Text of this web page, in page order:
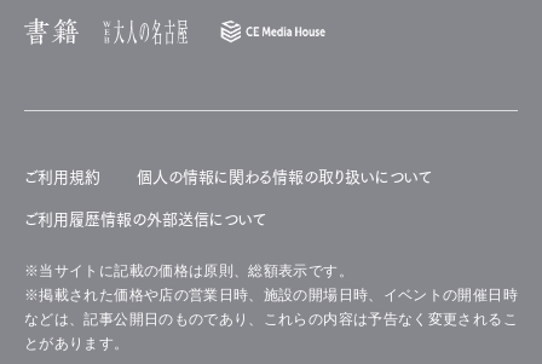
ご利用規約 個人の情報に関わる情報の取り扱いについて
ご利用履歴情報の外部送信について
※当サイトに記載の価格は原則、総額表示です。
※掲載された価格や店の営業日時、施設の開場日時、イベントの開催日時
などは、記事公開日のものであり、これらの内容は予告なく変更されるこ
とがあります。